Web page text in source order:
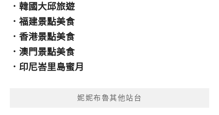
． 韓國大邱旅遊
． 福建景點美食
． 香港景點美食
． 澳門景點美食
． 印尼峇里島蜜月
妮妮布魯其他站台